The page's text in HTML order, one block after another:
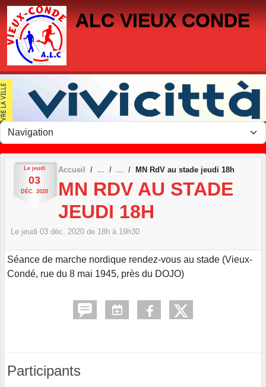
ALC VIEUX CONDE
Le jeudi
03
DÉC. 2020
Accueil MN RdV au stade jeudi 18h
MN RDV AU STADE
JEUDI 18H
Le jeudi 03 déc. 2020 de 18h à 19h30
Séance de marche nordique rendez-vous au stade (Vieux-
Condé, rue du 8 mai 1945, près du DOJO)
Participants
Panneau de gestion des cookies